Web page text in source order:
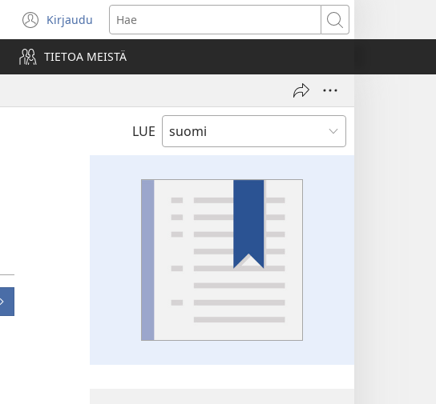
Kirjaudu
(avaa
uuden
ikkunan)
Hae
TIETOA MEISTÄ
LUE